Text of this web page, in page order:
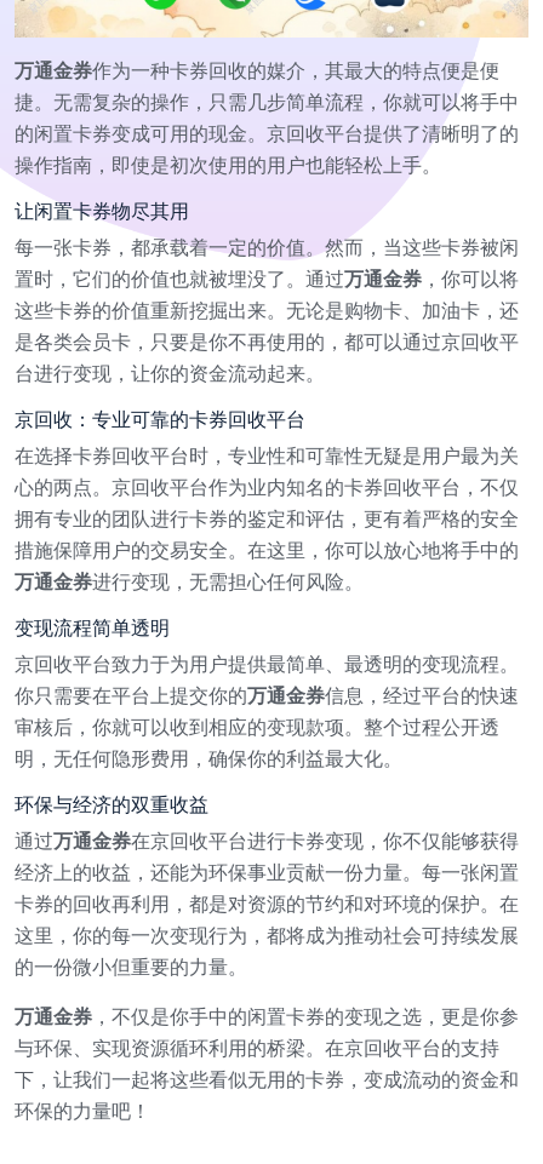
万通金券作为一种卡券回收的媒介，其最大的特点便是便
捷。无需复杂的操作，只需几步简单流程，你就可以将手中
的闲置卡券变成可用的现金。京回收平台提供了清晰明了的
操作指南，即使是初次使用的用户也能轻松上手。
让闲置卡券物尽其用
每一张卡券，都承载着一定的价值。然而，当这些卡券被闲
置时，它们的价值也就被埋没了。通过万通金券 ，你可以将
这些卡券的价值重新挖掘出来。无论是购物卡、加油卡，还
是各类会员卡，只要是你不再使用的，都可以通过京回收平
台进行变现，让你的资金流动起来。
京回收：专业可靠的卡券回收平台
在选择卡券回收平台时，专业性和可靠性无疑是用户最为关
心的两点。京回收平台作为业内知名的卡券回收平台，不仅
拥有专业的团队进行卡券的鉴定和评估，更有着严格的安全
措施保障用户的交易安全。在这里，你可以放心地将手中的
万通金券进行变现，无需担心任何风险。
变现流程简单透明
京回收平台致力于为用户提供最简单、最透明的变现流程。
你只需要在平台上提交你的万通金券信息，经过平台的快速
审核后，你就可以收到相应的变现款项。整个过程公开透
明，无任何隐形费用，确保你的利益最大化。
环保与经济的双重收益
通过万通金券在京回收平台进行卡券变现，你不仅能够获得
经济上的收益，还能为环保事业贡献一份力量。每一张闲置
卡券的回收再利用，都是对资源的节约和对环境的保护。在
这里，你的每一次变现行为，都将成为推动社会可持续发展
的一份微小但重要的力量。
万通金券 ，不仅是你手中的闲置卡券的变现之选，更是你参
与环保、实现资源循环利用的桥梁。在京回收平台的支持
下，让我们一起将这些看似无用的卡券，变成流动的资金和
环保的力量吧！